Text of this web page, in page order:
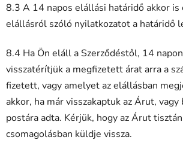
8.3 A 14 napos elállási határidő akkor is
elállásról szóló nyilatkozatot a határidő
8.4 Ha Ön eláll a Szerződéstől, 14
visszatérítjük a megfizetett árat arra a
fizetett, vagy amelyet az elállásban
akkor, ha már visszakaptuk az Árut,
postára adta. Kérjük, hogy az Árut
csomagolásban küldje vissza.